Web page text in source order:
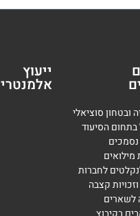
ובטחון סוציאלי
בתחום הסיעוד
נסמכים
מילואים
לחברות
קצבה
לשארים
ייעוץ
אלמנטרי